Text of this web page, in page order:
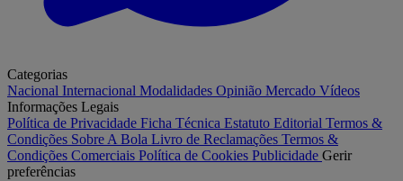
Categorias
Nacional Internacional Modalidades Opinião Mercado Vídeos
Informações Legais
Política de Privacidade Ficha Técnica Estatuto Editorial Termos &
Condições Sobre A Bola Livro de Reclamações Termos &
Condições Comerciais Política de Cookies Publicidade Gerir
preferências